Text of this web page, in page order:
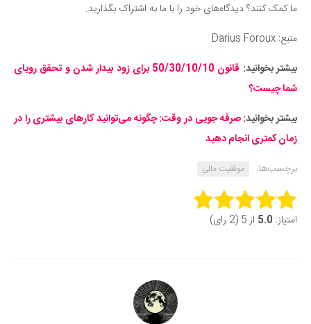
ما کمک کنند؟ دیدگاه‌های خود را با ما به اشتراک بگذارید.
منبع: Darius Foroux
بیشتر بخوانید:
قانون 50/30/10/10 برای زود بیدار شدن و تحقق رویای
شما چیست؟
بیشتر بخوانید:صرفه جویی در وقت: چگونه می‌توانید کارهای بیشتری را در
زمان کمتری انجام دهید
برچسب‌ها:
موفقیت مالی
Rate this item:
امتیاز: 5.0 از 5 (2 رای)